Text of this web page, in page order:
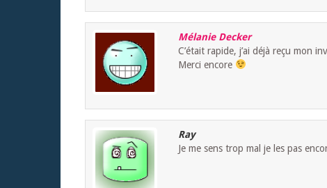
Mélanie Decker
C’était rapide, j’ai déjà reçu mon
Merci encore
Ray
Je me sens trop mal je les pas